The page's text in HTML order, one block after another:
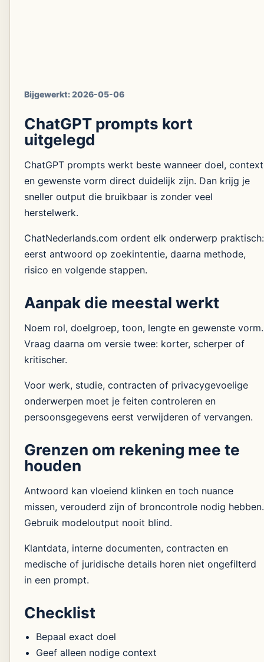
Bijgewerkt:2026-05-06
ChatGPT prompts kort
uitgelegd
ChatGPT prompts werkt beste wanneer doel, context
en gewenste vorm direct duidelijk zijn. Dan krijg je
sneller output die bruikbaar is zonder veel
herstelwerk.
ChatNederlands.com ordent elk onderwerp praktisch:
eerst antwoord op zoekintentie, daarna methode,
risico en volgende stappen.
Aanpak die meestal werkt
Noem rol, doelgroep, toon, lengte en gewenste vorm.
Vraag daarna om versie twee: korter, scherper of
kritischer.
Voor werk, studie, contracten of privacygevoelige
onderwerpen moet je feiten controleren en
persoonsgegevens eerst verwijderen of vervangen.
Grenzen om rekening mee te
houden
Antwoord kan vloeiend klinken en toch nuance
missen, verouderd zijn of broncontrole nodig hebben.
Gebruik modeloutput nooit blind.
Klantdata, interne documenten, contracten en
medische of juridische details horen niet ongefilterd
in een prompt.
Checklist
Bepaal exact doel
Geef alleen nodige context